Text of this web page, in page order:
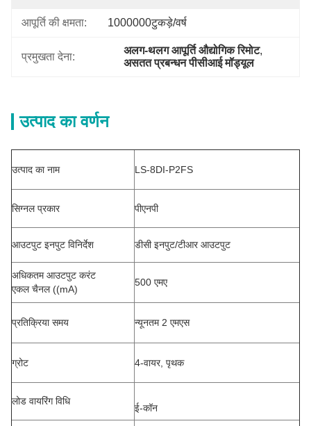
आपूर्ति की क्षमता: 1000000टुकड़े/वर्ष
प्रमुखता देना:
अलग-थलग आपूर्ति औद्योगिक रिमोट,
असतत प्रबन्धन पीसीआई मॉड्यूल
उत्पाद का वर्णन
उत्पाद का नाम LS-8DI-P2FS
सिग्नल प्रकार पीएनपी
आउटपुट इनपुट विनिर्देश डीसी इनपुट/टीआर आउटपुट
अधिकतम आउटपुट करंट
एकल चैनल ((mA)
500 एमए
प्रतिक्रिया समय न्यूनतम 2 एमएस
ग्रोट 4-वायर, पृथक
लोड वायरिंग विधि
ई-कॉन